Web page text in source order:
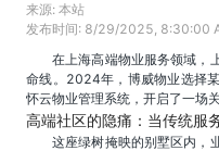
来源: 本站
发布时间: 8/29/2025, 8:30:00
在上海高端物业服务领域，
命线。2024年，博威物业选择
怀云物业管理系统，开启了一场
高端社区的隐痛：当传统服
这座绿树掩映的别墅区内，